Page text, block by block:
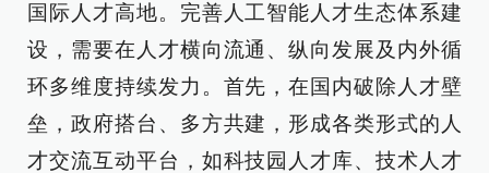
国际人才高地。完善人工智能人才生态体系建
设，需要在人才横向流通、纵向发展及内外循
环多维度持续发力。首先，在国内破除人才壁
垒，政府搭台、多方共建，形成各类形式的人
才交流互动平台，如科技园人才库、技术人才